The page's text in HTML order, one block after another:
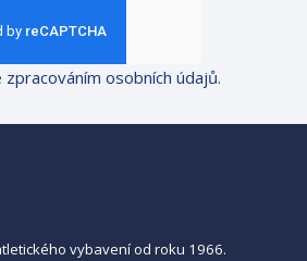
zpracováním osobních údajů.
vybavení od roku 1966.